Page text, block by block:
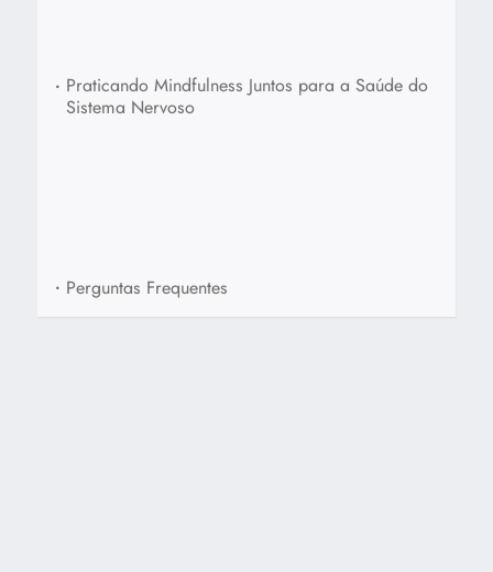
• Praticando Mindfulness Juntos para a Saúde do
Sistema Nervoso
• Perguntas Frequentes